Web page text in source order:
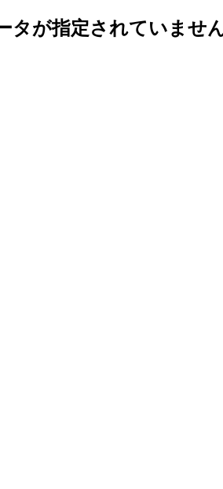
タが指定されていませ